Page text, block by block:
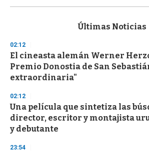
s
d
s
o
f
3
s
e
c
o
n
d
s
Últimas Noticias
02:12
El cineasta alemán Werner
Premio Donostia de San
extraordinaria"
02:12
Una película que sintetiza las
director, escritor y montajista
y debutante
23:54